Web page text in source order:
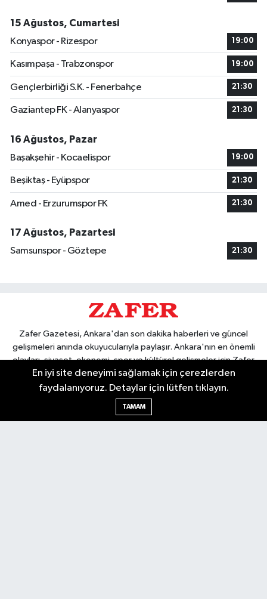
15 Ağustos, Cumartesi
Konyaspor - Rizespor
19:00
Kasımpaşa - Trabzonspor 19:00
Gençlerbirliği S.K. - Fenerbahçe 21:30
Gaziantep FK - Alanyaspor 21:30
16 Ağustos, Pazar
Başakşehir - Kocaelispor
19:00
Beşiktaş - Eyüpspor 21:30
Amed - Erzurumspor FK 21:30
17 Ağustos, Pazartesi
Samsunspor - Göztepe
21:30
Zafer Gazetesi, Ankara'dan son dakika haberleri ve güncel
gelişmeleri anında okuyucularıyla paylaşır. Ankara'nın en önemli
olayları, siyaset, ekonomi, spor ve kültürel gelişmeler için Zafer
Gazetesi'ni takip edin. Başkentin güvendiği haber kaynağı.
En iyi site deneyimi sağlamak için çerezlerden
faydalanıyoruz. Detaylar için lütfen tıklayın.
TAMAM